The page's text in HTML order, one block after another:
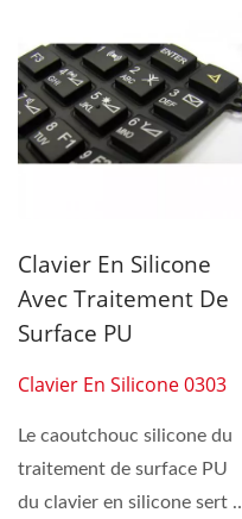
Clavier En Silicone
Avec Traitement De
Surface PU
Clavier En Silicone 0303
Le caoutchouc silicone du
traitement de surface PU
du clavier en silicone sert à